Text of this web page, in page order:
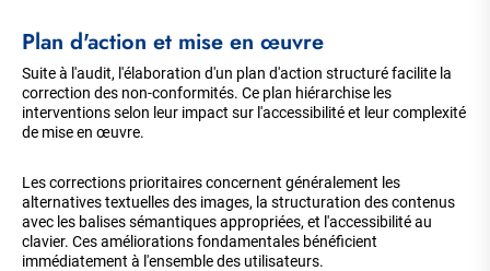
Plan d'action et mise en œuvre
Suite à l'audit, l'élaboration d'un plan d'action structuré facilite la
correction des non-conformités. Ce plan hiérarchise les
interventions selon leur impact sur l'accessibilité et leur complexité
de mise en œuvre.
Les corrections prioritaires concernent généralement les
alternatives textuelles des images, la structuration des contenus
avec les balises sémantiques appropriées, et l'accessibilité au
clavier. Ces améliorations fondamentales bénéficient
immédiatement à l'ensemble des utilisateurs.